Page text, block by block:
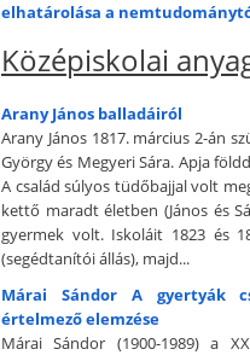
elhatárolása a
Középiskolai
Arany János balladáiról
Arany János 1817. március 2-án
György és Megyeri Sára. Apja
A család súlyos tüdőbajjal volt
kettő maradt életben (János és
gyermek volt. Iskoláit 1823 és
(segédtanítói állás), majd...
Márai Sándor A gyertyák
értelmező elemzése
Márai Sándor (1900-1989) a